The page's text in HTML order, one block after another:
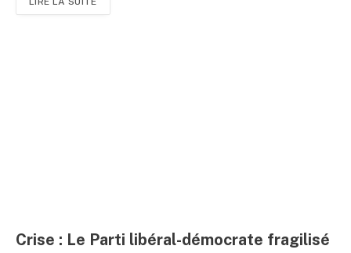
Crise : Le Parti libéral-démocrate fragilisé